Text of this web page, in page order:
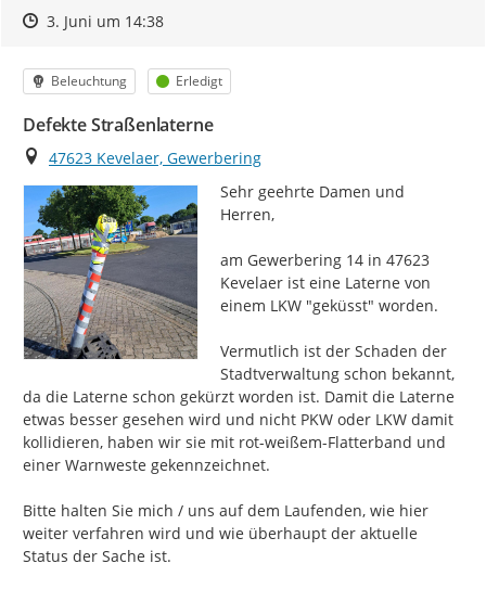
Zeitpunkt des Erstellens
Zeitpunkt des Erstellens
3. Juni um 14:38Zur Äußerung
Kategorie
Beleuchtung Status
Erledigt
Defekte Straßenlaterne
Ort
47623 Kevelaer, Gewerbering
Sehr geehrte Damen und
Herren,
am Gewerbering 14 in 47623
Kevelaer ist eine Laterne von
einem LKW "geküsst" worden.
Vermutlich ist der Schaden der
Stadtverwaltung schon bekannt,
da die Laterne schon gekürzt worden ist. Damit die Laterne
etwas besser gesehen wird und nicht PKW oder LKW damit
kollidieren, haben wir sie mit rot-weißem-Flatterband und
einer Warnweste gekennzeichnet.
Bitte halten Sie mich / uns auf dem Laufenden, wie hier
weiter verfahren wird und wie überhaupt der aktuelle
Status der Sache ist.